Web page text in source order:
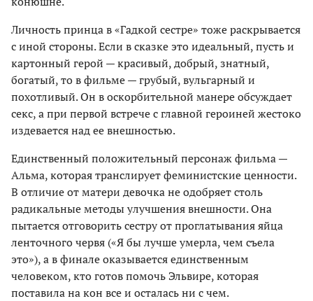
Личность принца в «Гадкой сестре» тоже раскрывается
с иной стороны. Если в сказке это идеальный, пусть и
картонный герой — красивый, добрый, знатный,
богатый, то в фильме — грубый, вульгарный и
похотливый. Он в оскорбительной манере обсуждает
секс, а при первой встрече с главной героиней жестоко
издевается над ее внешностью.
Единственный положительный персонаж фильма —
Альма, которая транслирует феминистские ценности.
В отличие от матери девочка не одобряет столь
радикальные методы улучшения внешности. Она
пытается отговорить сестру от проглатывания яйца
ленточного червя («Я бы лучше умерла, чем съела
это»), а в финале оказывается единственным
человеком, кто готов помочь Эльвире, которая
поставила на кон все и осталась ни с чем.